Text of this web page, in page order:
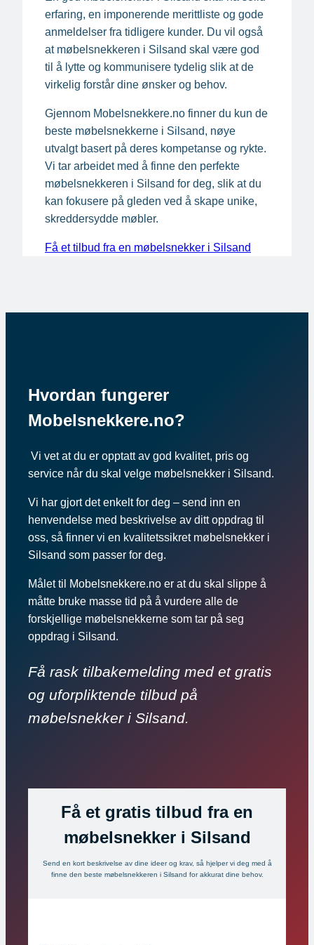
erfaring, en imponerende merittliste og gode
anmeldelser fra tidligere kunder. Du vil også
at møbelsnekkeren i Silsand skal være god
til å lytte og kommunisere tydelig slik at de
virkelig forstår dine ønsker og behov.
Gjennom Mobelsnekkere.no finner du kun de
beste møbelsnekkerne i Silsand, nøye
utvalgt basert på deres kompetanse og rykte.
Vi tar arbeidet med å finne den perfekte
møbelsnekkeren i Silsand for deg, slik at du
kan fokusere på gleden ved å skape unike,
skreddersydde møbler.
Få et tilbud fra en møbelsnekker i Silsand
Hvordan fungerer
Mobelsnekkere.no?
Vi vet at du er opptatt av god kvalitet, pris og
service når du skal velge møbelsnekker i Silsand.
Vi har gjort det enkelt for deg – send inn en
henvendelse med beskrivelse av ditt oppdrag til
oss, så finner vi en kvalitetssikret møbelsnekker i
Silsand som passer for deg.
Målet til Mobelsnekkere.no er at du skal slippe å
måtte bruke masse tid på å vurdere alle de
forskjellige møbelsnekkerne som tar på seg
oppdrag i Silsand.
Få rask tilbakemelding med et gratis
og uforpliktende tilbud på
møbelsnekker i Silsand.
Få et gratis tilbud fra en
møbelsnekker i Silsand
Send en kort beskrivelse av dine ideer og krav, så hjelper vi deg med å
finne den beste møbelsnekkeren i Silsand for akkurat dine behov.